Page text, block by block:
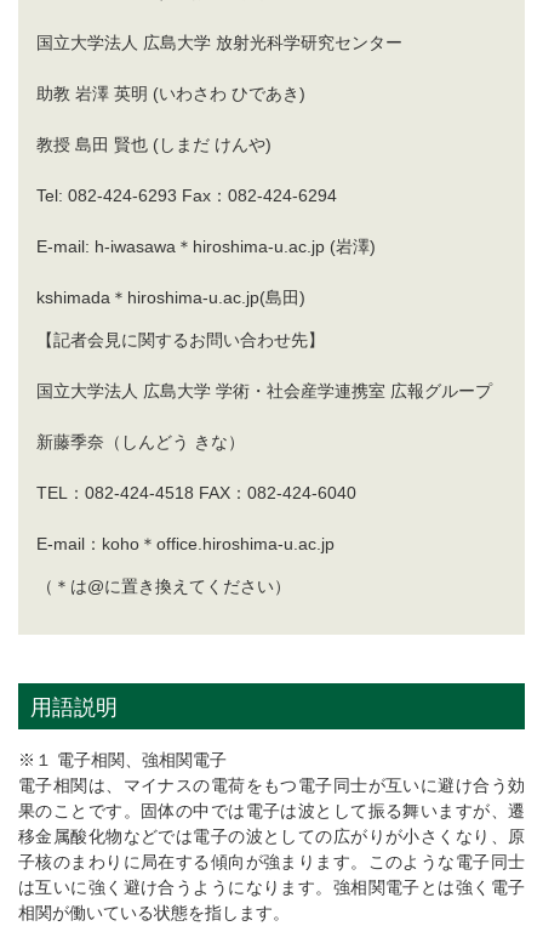
国立大学法人 広島大学 放射光科学研究センター
助教 岩澤 英明 (いわさわ ひであき)
教授 島田 賢也 (しまだ けんや)
Tel: 082-424-6293 Fax：082-424-6294
E-mail: h-iwasawa＊hiroshima-u.ac.jp (岩澤)
kshimada＊hiroshima-u.ac.jp(島田)
【記者会見に関するお問い合わせ先】
国立大学法人 広島大学 学術・社会産学連携室 広報グループ
新藤季奈（しんどう きな）
TEL：082-424-4518 FAX：082-424-6040
E-mail：koho＊office.hiroshima-u.ac.jp
（＊は@に置き換えてください）
用語説明
※１ 電子相関、強相関電子
電子相関は、マイナスの電荷をもつ電子同士が互いに避け合う効
果のことです。固体の中では電子は波として振る舞いますが、遷
移金属酸化物などでは電子の波としての広がりが小さくなり、原
子核のまわりに局在する傾向が強まります。このような電子同士
は互いに強く避け合うようになります。強相関電子とは強く電子
相関が働いている状態を指します。